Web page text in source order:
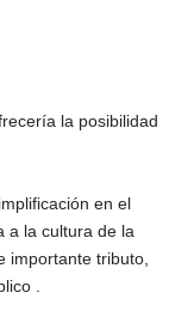
la posibilidad
en el
a la cultura de la
importante tributo,
.